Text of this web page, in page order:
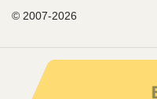
© 2007-2026